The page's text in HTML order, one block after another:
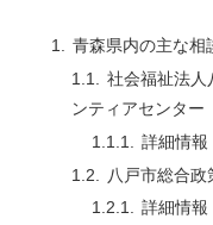
青森県内の主な相
社会福祉法人
ンティアセンター
詳細情報
八戸市総合
詳細情報